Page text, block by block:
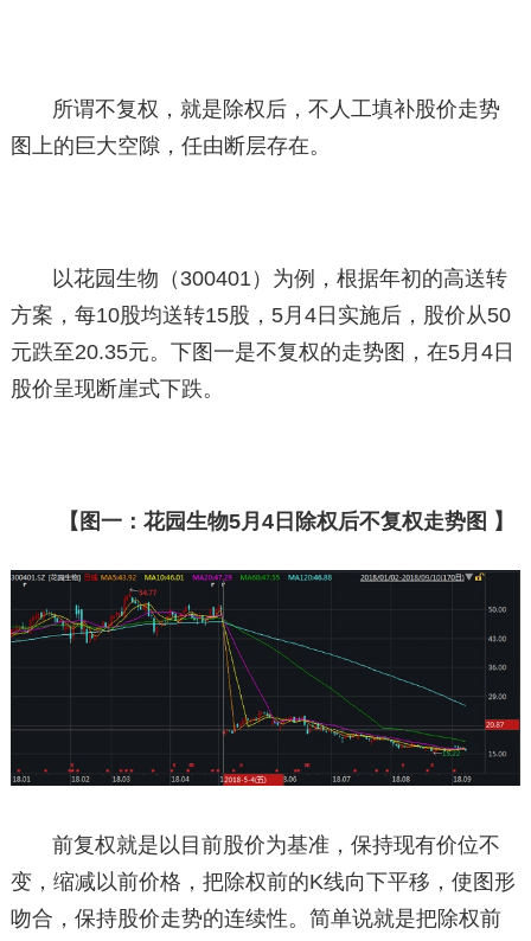
所谓不复权，就是除权后，不人工填补股价走势
图上的巨大空隙，任由断层存在。
以花园生物（300401）为例，根据年初的高送转
方案，每10股均送转15股，5月4日实施后，股价从50
元跌至20.35元。下图一是不复权的走势图，在5月4日
股价呈现断崖式下跌。
【图一：花园生物5月4日除权后不复权走势图 】
前复权就是以目前股价为基准，保持现有价位不
变，缩减以前价格，把除权前的K线向下平移，使图形
吻合，保持股价走势的连续性。简单说就是把除权前